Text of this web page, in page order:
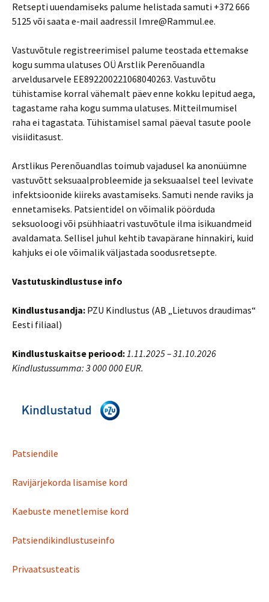
Retsepti uuendamiseks palume helistada samuti +372 666
5125 või saata e-mail aadressil Imre@Rammul.ee.
Vastuvõtule registreerimisel palume teostada ettemakse
kogu summa ulatuses OÜ Arstlik Perenõuandla
arveldusarvele EE892200221068040263. Vastuvõtu
tühistamise korral vähemalt päev enne kokku lepitud aega,
tagastame raha kogu summa ulatuses. Mitteilmumisel
raha ei tagastata. Tühistamisel samal päeval tasute poole
visiiditasust.
Arstlikus Perenõuandlas toimub vajadusel ka anonüümne
vastuvõtt seksuaalprobleemide ja seksuaalsel teel levivate
infektsioonide kiireks avastamiseks. Samuti nende raviks ja
ennetamiseks. Patsientidel on võimalik pöörduda
seksuoloogi või psühhiaatri vastuvõtule ilma isikuandmeid
avaldamata. Sellisel juhul kehtib tavapärane hinnakiri, kuid
kahjuks ei ole võimalik väljastada soodusretsepte.
Vastutuskindlustuse info
Kindlustusandja: PZU Kindlustus (AB „Lietuvos draudimas“
Eesti filiaal)
Kindlustuskaitse periood:1.11.2025 – 31.10.2026
Kindlustussumma: 3 000 000 EUR.
Patsiendile
Ravijärjekorda lisamise kord
Kaebuste menetlemise kord
Patsiendikindlustuseinfo
Privaatsusteatis